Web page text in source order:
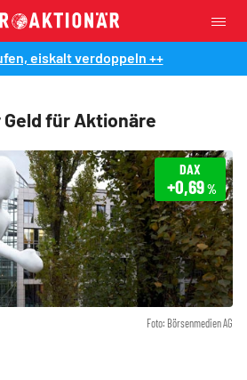
eiskalt verdoppeln ++
Geld für Aktionäre
Foto: Börsenmedien AG
DAX
+0,69%